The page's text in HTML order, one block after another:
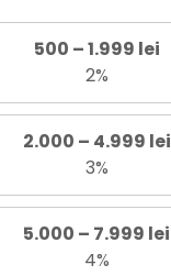
500 – 1.999 lei
2%
2.000 – 4.999 lei
3%
5.000 – 7.999 lei
4%